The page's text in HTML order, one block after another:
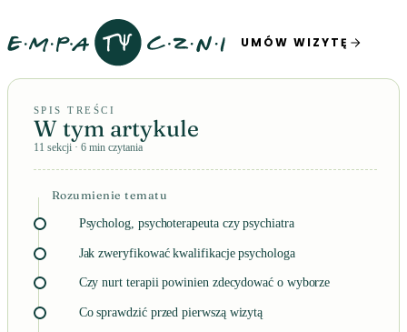
UMÓW WIZYTĘ
SPIS TREŚCI
W tym artykule
11 sekcji · 6 min czytania
Rozumienie tematu
Psycholog, psychoterapeuta czy psychiatra
Jak zweryfikować kwalifikacje psychologa
Czy nurt terapii powinien zdecydować o wyborze
Co sprawdzić przed pierwszą wizytą